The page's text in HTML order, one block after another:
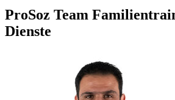
ProSoz Team
Dienste